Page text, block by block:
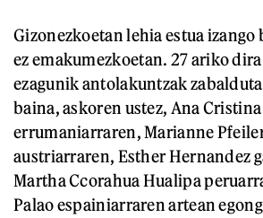
Gizonezkoetan lehia estua izango
ez emakumezkoetan. 27 ariko
ezagunik antolakuntzak
baina, askoren ustez, Ana
errumaniarraren, Marianne
austriarraren, Esther Hernandez
Martha Ccorahua Hualipa
Palao espainiarraren artean